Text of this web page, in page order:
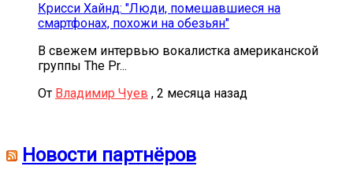
Крисси Хайнд: "Люди, помешавшиеся на
смартфонах, похожи на обезьян"
В свежем интервью вокалистка американской
группы The Pr...
От Владимир Чуев , 2 месяца назад
Новости партнёров